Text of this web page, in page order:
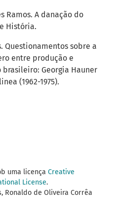
Ramos. A danação do
História.
Questionamentos sobre a
entre produção e
Georgia Hauner
(1962-1975).
uma licença Creative
License.
Ronaldo de Oliveira Corrêa